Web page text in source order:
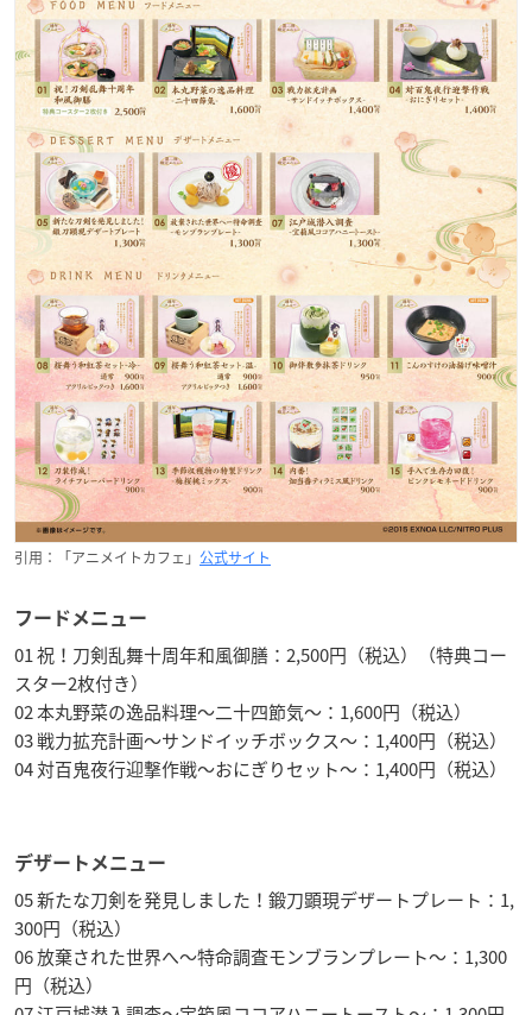
引用：「アニメイトカフェ」 公式サイト
フードメニュー
01 祝！刀剣乱舞十周年和風御膳：2,500円（税込）（特典コー
スター2枚付き）
02 本丸野菜の逸品料理～二十四節気～：1,600円（税込）
03 戦力拡充計画～サンドイッチボックス～：1,400円（税込）
04 対百鬼夜行迎撃作戦～おにぎりセット～：1,400円（税込）
デザートメニュー
05 新たな刀剣を発見しました！鍛刀顕現デザートプレート：1,
300円（税込）
06 放棄された世界へ～特命調査モンブランプレート～：1,300
円（税込）